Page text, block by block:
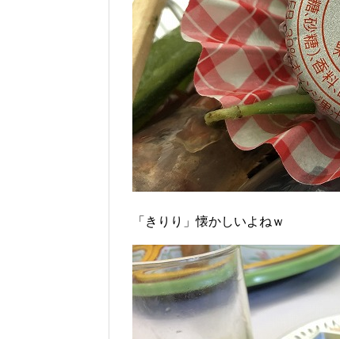
「きりり」懐かしいよねｗ